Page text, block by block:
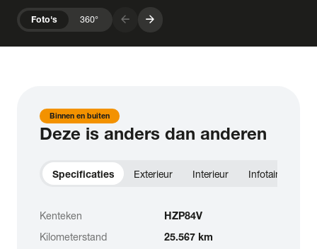
Foto's 360° arrow_forward arrow_forward
Binnen en buiten
Deze is anders dan anderen
Specificaties Exterieur Interieur Infotainment
Kenteken
HZP84V
Kilometerstand
25.567 km